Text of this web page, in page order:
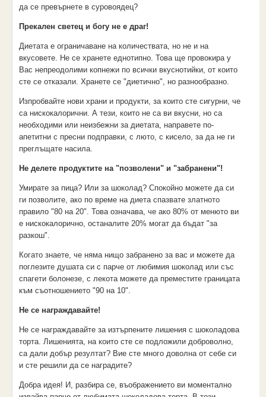
да се превърнете в суровоядец?
Прекален светец и богу не е драг!
Диетата е ограничаване на количествата, но не и на
вкусовете. Не се хранете еднотипно. Това ще провокира у
Вас непреодолими копнежи по всички вкуснотийки, от които
сте се отказали. Хранете се "диетично", но разнообразно.
Изпробвайте нови храни и продукти, за които сте сигурни, че
са нискокалорични. А тези, които не са ви вкусни, но са
необходими или неизбежни за диетата, направете по-
апетитни с пресни подправки, с люто, с кисело, за да не ги
преглъщате насила.
Не делете продуктите на "позволени" и "забранени"!
Умирате за пица? Или за шоколад? Спокойно можете да си
ги позволите, ако по време на диета спазвате златното
правило "80 на 20". Това означава, че ако 80% от менюто ви
е нискокалорично, останалите 20% могат да бъдат "за
разкош".
Когато знаете, че няма нищо забранено за вас и можете да
поглезите душата си с парче от любимия шоколад или със
спагети болонезе, с лекота можете да преместите границата
към съотношението "90 на 10".
Не се награждавайте!
Не се награждавайте за изтърпените лишения с шоколадова
торта. Лишенията, на които сте се подложили доброволно,
са дали добър резултат? Вие сте много доволна от себе си
и сте решили да се наградите?
Добра идея! И, разбира се, въображението ви моментално